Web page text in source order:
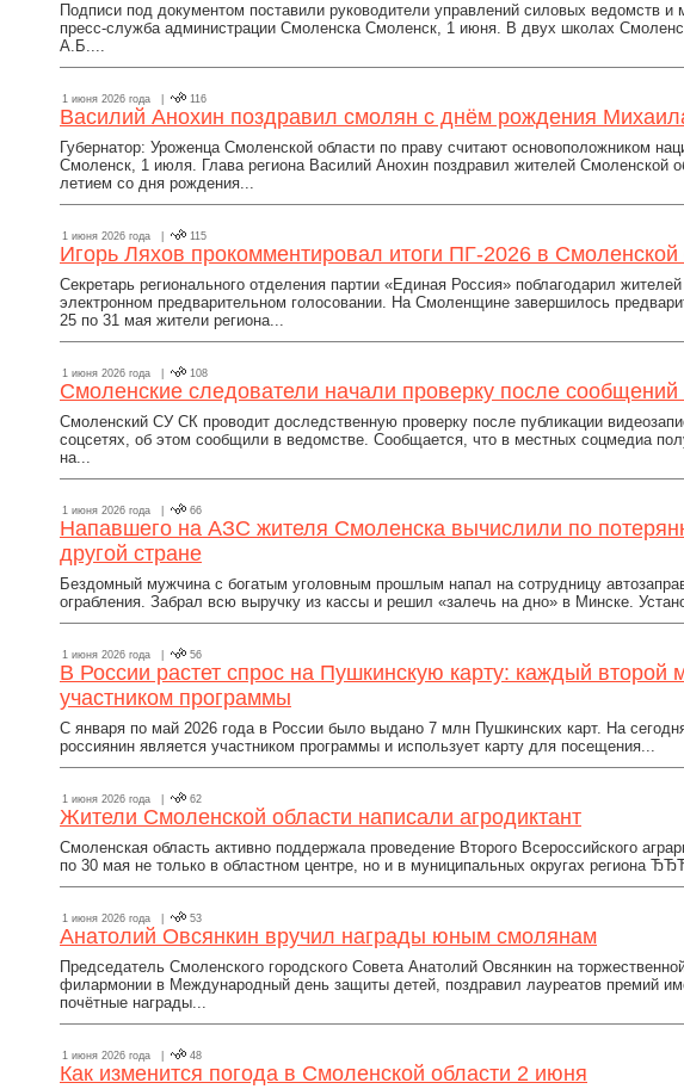
Подписи под документом поставили руководители управлений силовых ведомств
пресс-служба администрации Смоленска Смоленск, 1 июня. В двух школах
А.Б....
1 июня 2026 года | 116
Василий Анохин поздравил смолян с днём рождения
Губернатор: Уроженца Смоленской области по праву считают основоположником
Смоленск, 1 июля. Глава региона Василий Анохин поздравил жителей Смоленской
летием со дня рождения...
1 июня 2026 года | 115
Игорь Ляхов прокомментировал итоги ПГ-2026 в Смоленской
Секретарь регионального отделения партии «Единая Россия» поблагодарил
электронном предварительном голосовании. На Смоленщине завершилось
25 по 31 мая жители региона...
1 июня 2026 года | 108
Смоленские следователи начали проверку после сообщений
Смоленский СУ СК проводит доследственную проверку после публикации
соцсетях, об этом сообщили в ведомстве. Сообщается, что в местных соцмедиа
на...
1 июня 2026 года | 66
Напавшего на АЗС жителя Смоленска вычислили по
другой стране
Бездомный мужчина с богатым уголовным прошлым напал на сотрудницу
ограбления. Забрал всю выручку из кассы и решил «залечь на дно» в Минске.
1 июня 2026 года | 56
В России растет спрос на Пушкинскую карту: каждый второй
участником программы
С января по май 2026 года в России было выдано 7 млн Пушкинских карт. На
россиянин является участником программы и использует карту для посещения...
1 июня 2026 года | 62
Жители Смоленской области написали агродиктант
Смоленская область активно поддержала проведение Второго Всероссийского
по 30 мая не только в областном центре, но и в муниципальных округах региона
1 июня 2026 года | 53
Анатолий Овсянкин вручил награды юным смолянам
Председатель Смоленского городского Совета Анатолий Овсянкин на
филармонии в Международный день защиты детей, поздравил лауреатов премий
почётные награды...
1 июня 2026 года | 48
Как изменится погода в Смоленской области 2 июня